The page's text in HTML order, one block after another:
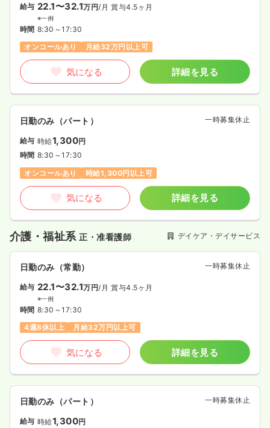
給与 22.1〜32.1万円/月 賞与4.5ヶ月
※一例
時間 8:30～17:30
オンコールあり
月給32万円以上可
気になる 詳細を見る
日勤のみ（パート） 一時募集休止
給与 時給1,300円
時間 8:30～17:30
オンコールあり
時給1,300円以上可
気になる 詳細を見る
介護・福祉系正・准看護師 デイケア・デイサービス
日勤のみ（常勤） 一時募集休止
給与 22.1〜32.1万円/月 賞与4.5ヶ月
※一例
時間 8:30～17:30
4週8休以上
月給32万円以上可
気になる 詳細を見る
日勤のみ（パート） 一時募集休止
給与 時給1,300円